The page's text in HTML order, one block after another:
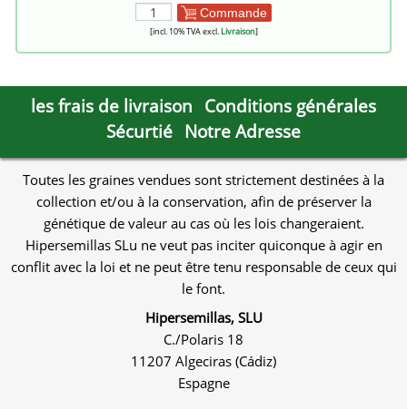
Commande
[incl. 10% TVA excl.Livraison]
les frais de livraison Conditions générales
Sécurtié Notre Adresse
Toutes les graines vendues sont strictement destinées à la
collection et/ou à la conservation, afin de préserver la
génétique de valeur au cas où les lois changeraient.
Hipersemillas SLu ne veut pas inciter quiconque à agir en
conflit avec la loi et ne peut être tenu responsable de ceux qui
le font.
Hipersemillas, SLU
C./Polaris 18
11207 Algeciras (Cádiz)
Espagne